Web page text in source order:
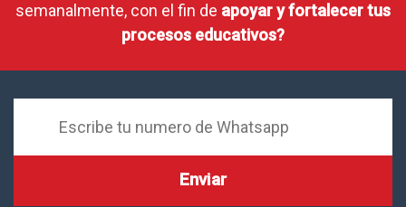
semanalmente, con el fin de apoyar y fortalecer tus
procesos educativos?